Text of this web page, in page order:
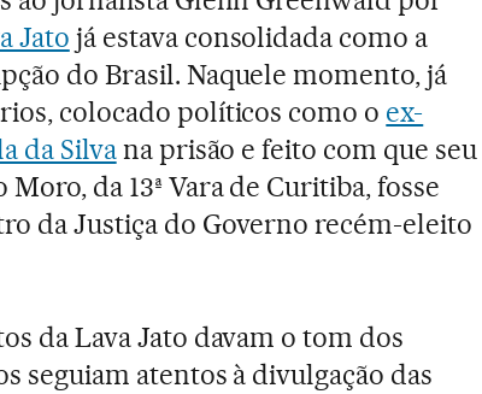
Jato já estava consolidada como a
do Brasil. Naquele momento, já
colocado políticos como o ex-
da Silvana prisão e feito com que seu
da 13ª Vara de Curitiba, fosse
da Justiça do Governo recém-eleito
da Lava Jato davam o tom dos
seguiam atentos à divulgação das